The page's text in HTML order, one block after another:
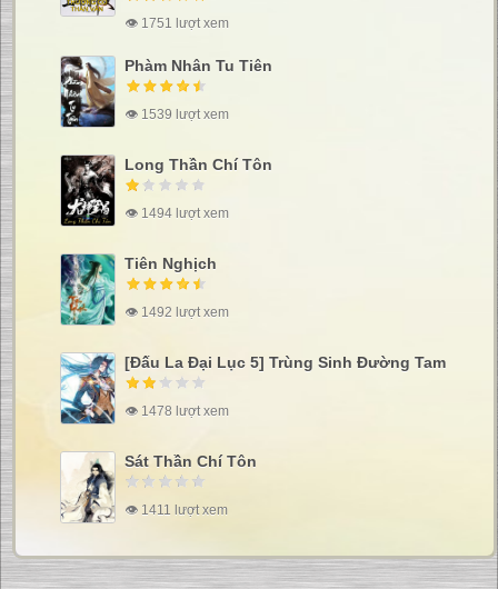
👁 1751 lượt xem
Phàm Nhân Tu Tiên
👁 1539 lượt xem
Long Thần Chí Tôn
👁 1494 lượt xem
Tiên Nghịch
👁 1492 lượt xem
[Đấu La Đại Lục 5] Trùng Sinh Đường Tam
👁 1478 lượt xem
Sát Thần Chí Tôn
👁 1411 lượt xem